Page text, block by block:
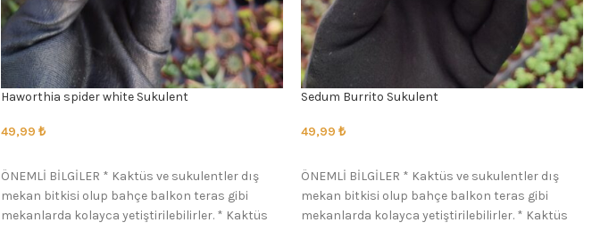
Haworthia spider white Sukulent
49,99 ₺
ÖNEMLİ BİLGİLER * Kaktüs ve sukulentler dış
mekan bitkisi olup bahçe balkon teras gibi
mekanlarda kolayca yetiştirilebilirler. * Kaktüs
Sedum Burrito Sukulent
49,99 ₺
ÖNEMLİ BİLGİLER * Kaktüs ve sukulentler dış
mekan bitkisi olup bahçe balkon teras gibi
mekanlarda kolayca yetiştirilebilirler. * Kaktüs